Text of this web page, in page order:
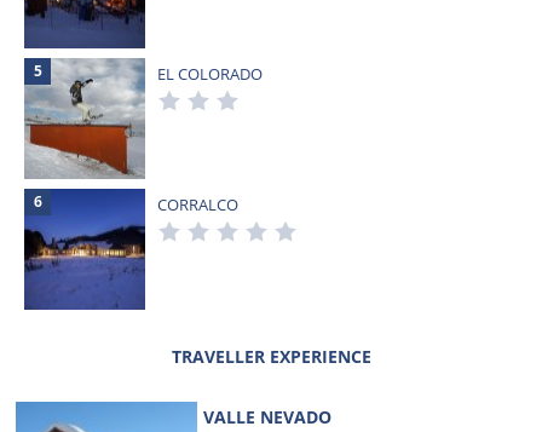
5 EL COLORADO
6 CORRALCO
TRAVELLER EXPERIENCE
VALLE NEVADO